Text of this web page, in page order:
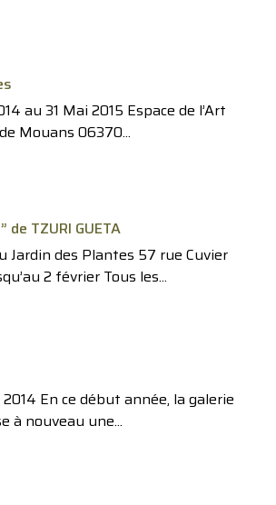
au 31 Mai 2015 Espace de l’Art
Mouans 06370...
de TZURI GUETA
Jardin des Plantes 57 rue Cuvier
2 février Tous les...
En ce début année, la galerie
à nouveau une...